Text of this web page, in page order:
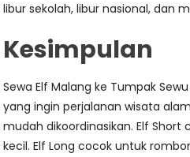
libur sekolah, libur nasional, dan
Kesimpulan
Sewa Elf Malang ke Tumpak
yang ingin perjalanan wisata
mudah dikoordinasikan. Elf
kecil. Elf Long cocok untuk